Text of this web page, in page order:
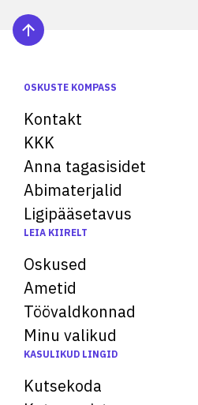
OSKUSTE KOMPASS
Kontakt
KKK
Anna tagasisidet
Abimaterjalid
Ligipääsetavus
LEIA KIIRELT
Oskused
Ametid
Töövaldkonnad
Minu valikud
KASULIKUD LINGID
Kutsekoda